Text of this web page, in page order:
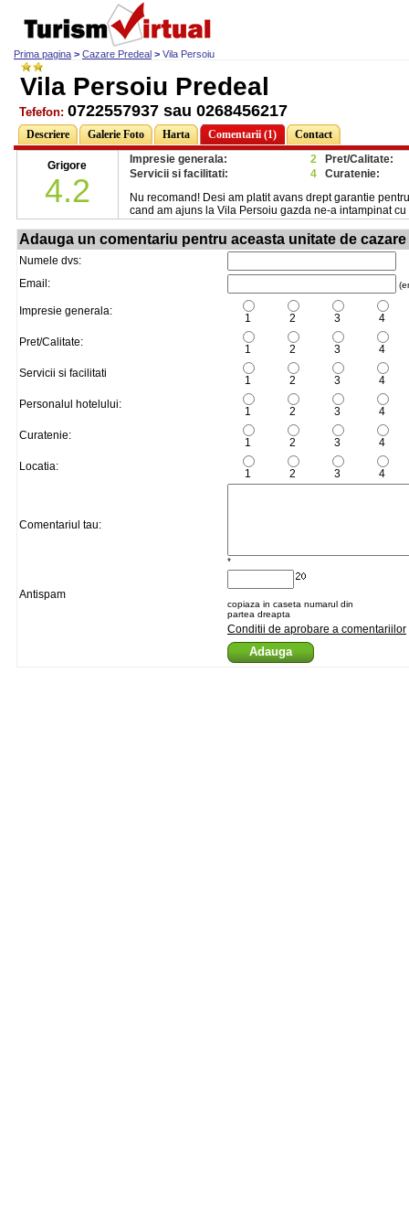
Prima pagina > Cazare Predeal > Vila Persoiu
Vila Persoiu Predeal
Tefefon: 0722557937 sau 0268456217
Descriere Galerie Foto Harta Comentarii (1) Contact
Grigore
4.2
Impresie generala: 2
Pret/Calitate:
Servicii si facilitati:
4
Curatenie:
Nu recomand! Desi am platit avans drept garantie
cand am ajuns la Vila Persoiu gazda ne-a intampinat
Adauga un comentariu pentru aceasta unitate de cazare
Numele dvs:
Email:
Impresie generala:
1 2 3
4
Pret/Calitate:
1 2 3
4
Servicii si facilitati
1 2 3
4
Personalul hotelului:
1 2 3
4
Curatenie:
1 2 3
4
Locatia:
1 2 3 4
Comentariul tau:
*
Antispam
copiaza in caseta numarul din
partea dreapta
Conditii de aprobare a comentariilor